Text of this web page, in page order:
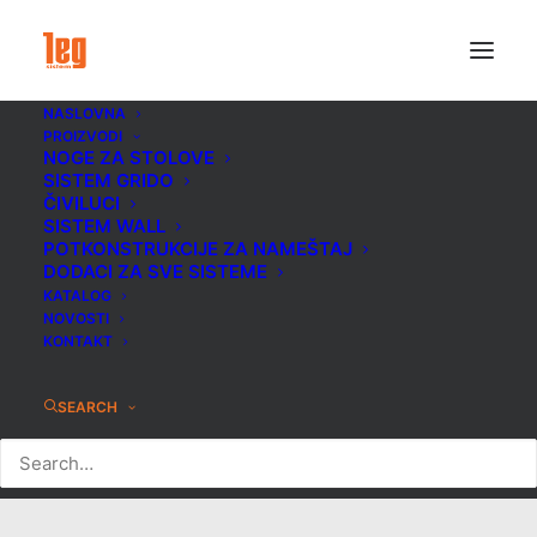
NASLOVNA
PROIZVODI
NOGE ZA STOLOVE
SISTEM GRIDO
ČIVILUCI
SISTEM WALL
POTKONSTRUKCIJE ZA NAMEŠTAJ
DODACI ZA SVE SISTEME
KATALOG
NOVOSTI
KONTAKT
SEARCH